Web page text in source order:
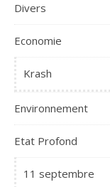
Divers
Economie
Krash
Environnement
Etat Profond
11 septembre